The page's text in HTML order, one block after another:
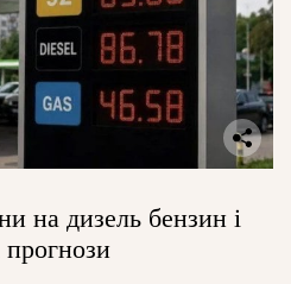
на дизель бензин і
прогнози